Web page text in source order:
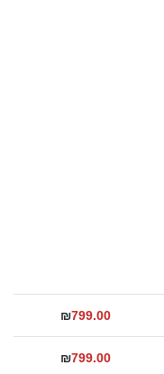
₪799.00
₪799.00